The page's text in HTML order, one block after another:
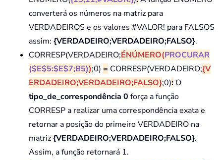
converterá os números na matriz para
VERDADEIROS e os valores #VALOR! para FALSOS
assim: {VERDADEIRO;VERDADEIRO;FALSO}.
CORRESP(VERDADEIRO;ÉNÚMERO(PROCURAR
($E$5:$E$7;B5));0) = CORRESP(VERDADEIRO;{V
ERDADEIRO;VERDADEIRO;FALSO};0): O
tipo_de_correspondência 0 força a função
CORRESP a realizar uma correspondência exata e
retornar a posição do primeiro VERDADEIRO na
matriz{VERDADEIRO;VERDADEIRO;FALSO}.
Assim, a função retornará 1.